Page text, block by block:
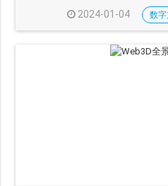
2024-01-04 数